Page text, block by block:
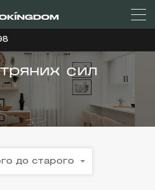
сил
до старого